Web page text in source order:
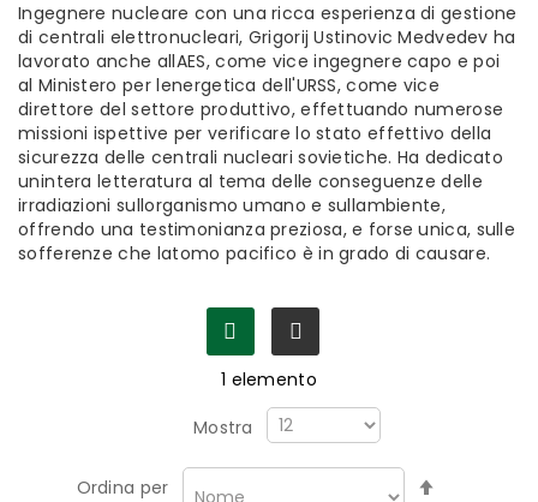
Ingegnere nucleare con una ricca esperienza di gestione
di centrali elettronucleari, Grigorij Ustinovic Medvedev ha
lavorato anche allAES, come vice ingegnere capo e poi
al Ministero per lenergetica dell'URSS, come vice
direttore del settore produttivo, effettuando numerose
missioni ispettive per verificare lo stato effettivo della
sicurezza delle centrali nucleari sovietiche. Ha dedicato
unintera letteratura al tema delle conseguenze delle
irradiazioni sullorganismo umano e sullambiente,
offrendo una testimonianza preziosa, e forse unica, sulle
sofferenze che latomo pacifico è in grado di causare.
1 elemento
Mostra
Ordina per